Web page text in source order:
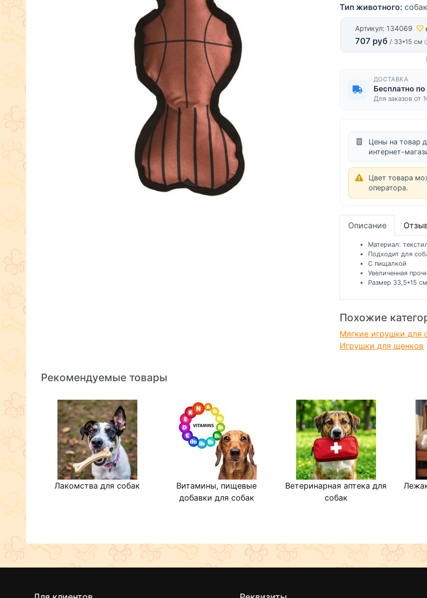
Тип животного:
Артикул: 134069
707 руб / 33*15 см
ДОСТАВКА
Бесплатно
Для заказов от
Цены на товар
интернет-
Цвет товара
оператора.
Описание
Материал:
Подходит для
С пищалкой
Увеличенная
Размер 33,5*15
Похожие
Мягкие игрушки для
Игрушки для щенков
Рекомендуемые товары
Лакомства для собак
Витамины, пищевые
добавки для собак
Ветеринарная аптека для
собак